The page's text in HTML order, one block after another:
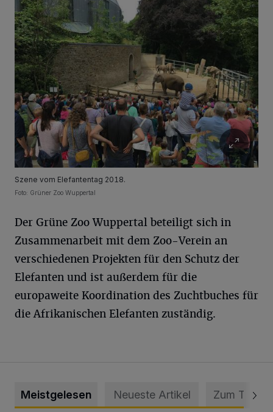
Szene vom Elefantentag 2018.
Foto: Grüner Zoo Wuppertal
Der Grüne Zoo Wuppertal beteiligt sich in
Zusammenarbeit mit dem Zoo-Verein an
verschiedenen Projekten für den Schutz der
Elefanten und ist außerdem für die
europaweite Koordination des Zuchtbuches für
die Afrikanischen Elefanten zuständig.
Meistgelesen Neueste Artikel Zum Thema